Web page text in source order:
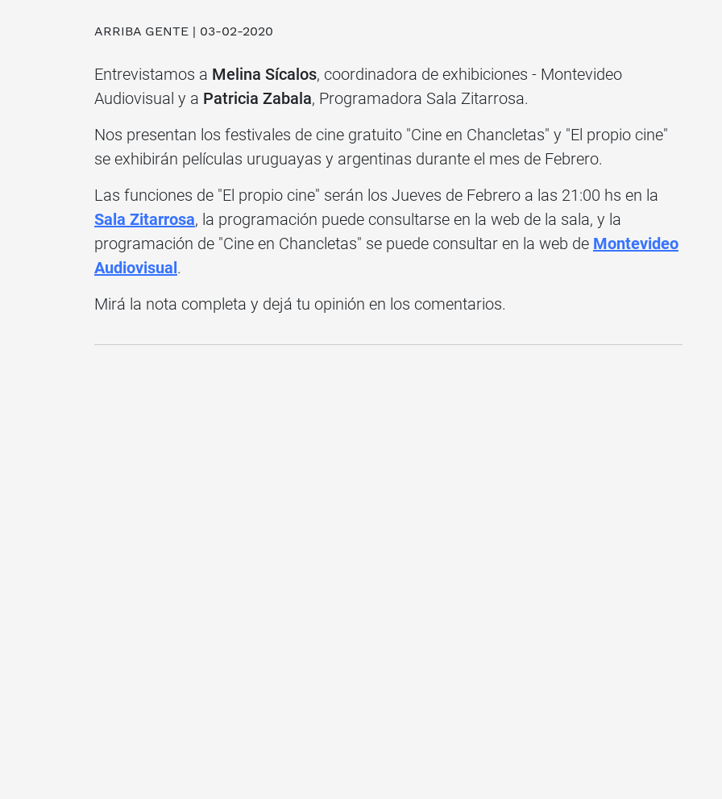
ARRIBA GENTE | 03-02-2020
Entrevistamos a Melina Sícalos, coordinadora de exhibiciones - Montevideo
Audiovisual y a Patricia Zabala, Programadora Sala Zitarrosa.
Nos presentan los festivales de cine gratuito "Cine en Chancletas" y "El propio cine"
se exhibirán películas uruguayas y argentinas durante el mes de Febrero.
Las funciones de "El propio cine" serán los Jueves de Febrero a las 21:00 hs en la
Sala Zitarrosa, la programación puede consultarse en la web de la sala, y la
programación de "Cine en Chancletas" se puede consultar en la web de Montevideo
Audiovisual.
Mirá la nota completa y dejá tu opinión en los comentarios.